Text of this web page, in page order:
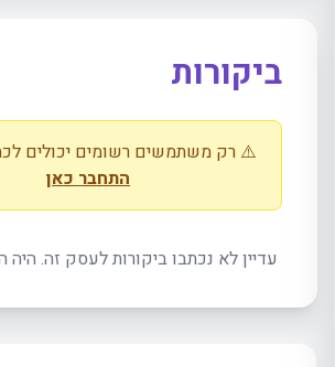
ביקורות
⚠️ רק משתמשים רשומים יכולים
התחבר כאן
עדיין לא נכתבו ביקורות לעסק זה. היה